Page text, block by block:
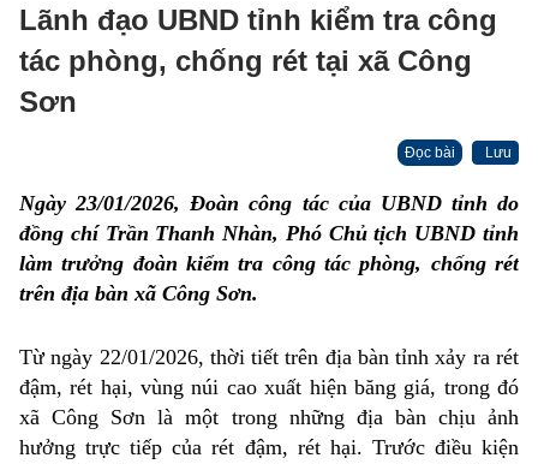
Lãnh đạo UBND tỉnh kiểm tra công
tác phòng, chống rét tại xã Công
Sơn
Đọc bài Lưu
Ngày 23/01/2026, Đoàn công tác của UBND tỉnh do
đồng chí Trần Thanh Nhàn, Phó Chủ tịch UBND tỉnh
làm trưởng đoàn kiểm tra công tác phòng, chống rét
trên địa bàn xã Công Sơn.
Từ ngày 22/01/2026, thời tiết trên địa bàn tỉnh xảy ra rét
đậm, rét hại, vùng núi cao xuất hiện băng giá, trong đó
xã Công Sơn là một trong những địa bàn chịu ảnh
hưởng trực tiếp của rét đậm, rét hại. Trước điều kiện